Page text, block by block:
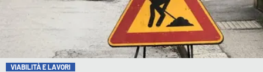
VIABILITÀ E LAVORI